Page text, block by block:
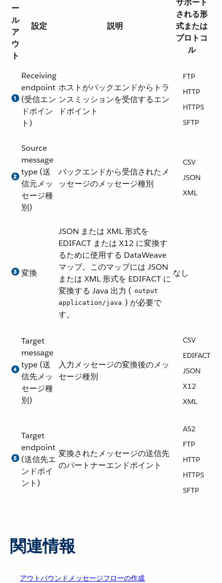
ー
ル
ア
ウ
ト
設定 説明
される形
式または
プロトコ
ル
Receiving
endpoint
(受信エン
ドポイン
ト)
ホストがバックエンドからトラ
ンスミッションを受信するエン
ドポイント
FTP
HTTP
HTTPS
SFTP
Source
message
type (送
信元メッ
セージ種
別)
バックエンドから受信されたメ
ッセージのメッセージ種別
CSV
JSON
XML
変換
JSON または XML 形式を
EDIFACT または X12 に変換す
るために使用する DataWeave
マップ。このマップには JSON
または XML 形式を EDIFACT に
変換する Java 出力 (​ output
application/java ​) が必要で
す。
なし
Target
message
type (送
信先メッ
セージ種
別)
入力メッセージの変換後のメッ
セージ種別
CSV
EDIFACT
JSON
X12
XML
Target
endpoint
(送信先エ
ンドポイ
ント)
変換されたメッセージの送信先
のパートナーエンドポイント
AS2
FTP
HTTP
HTTPS
SFTP
関連情報
アウトバウンドメッセージフローの作成